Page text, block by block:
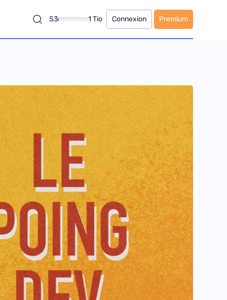
S3 1 Tio Connexion Premium